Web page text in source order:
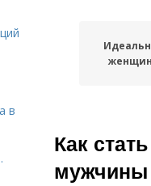
Как
мужчины
в